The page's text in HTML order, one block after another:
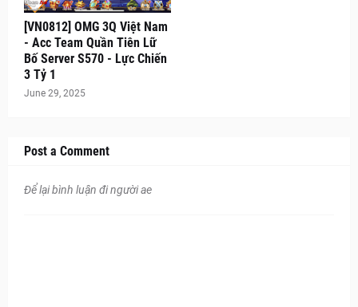
[VN0812] OMG 3Q Việt Nam
- Acc Team Quần Tiên Lữ
Bố Server S570 - Lực Chiến
3 Tỷ 1
June 29, 2025
Post a Comment
Để lại bình luận đi người ae